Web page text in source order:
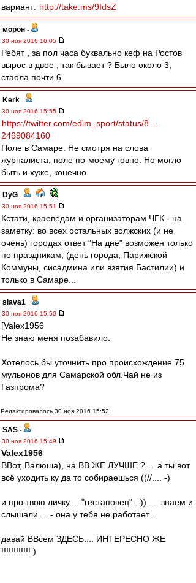
вариант: http://take.ms/9IdsZ
морон -
30 ноя 2016 16:05
Ребят , за пол часа буквально кеф на Ростов
вырос в двое , так бывает ? Было около 3,
стаола почти 6
Kerk -
30 ноя 2016 15:55
https://twitter.com/edim_sport/status/8 ...
2469084160
Поле в Самаре. Не смотря на слова
журналиста, поле по-моему говно. Но могло
быть и хуже, конечно.
DyG -
30 ноя 2016 15:51
Кстати, краеведам и организаторам ЧГК - на
заметку: во всех остальных волжских (и не
очень) городах ответ "На дне" возможен только
по праздникам, (день города, Парижской
Коммуны, сисадмина или взятия Бастилии) и
только в Самаре...
slava1 -
30 ноя 2016 15:50
[Valex1956
Не знаю меня позабавило.
Хотелось бы уточнить про происхождение 75
мульонов для Самарской обл.Чай не из
Газпрома?
Редактировалось 30 ноя 2016 15:52
SAS -
30 ноя 2016 15:49
Valex1956
ВВот, Валюша), на ВВ ЖЕ ЛУЧШЕ ? ... а ты вот
всё уходить ку да то собираешься ((//.... -)
и про твою личку.... "гестаповец" :-))..... знаем и
слышали ... - она у тебя не работает...
давай ВВсем ЗДЕСЬ.... ИНТЕРЕСНО ЖЕ
!!!!!!!!!!!! )